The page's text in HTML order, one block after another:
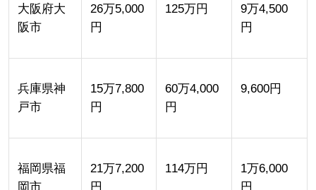
大阪府大
阪市
26万5,000
円
125万円
9万4,500
円
兵庫県神
戸市
15万7,800
円
60万4,000
円
9,600円
福岡県福
岡市
21万7,200
円
114万円
1万6,000
円